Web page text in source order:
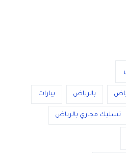
بالرياض بيارات
تسليك مجاري بالرياض